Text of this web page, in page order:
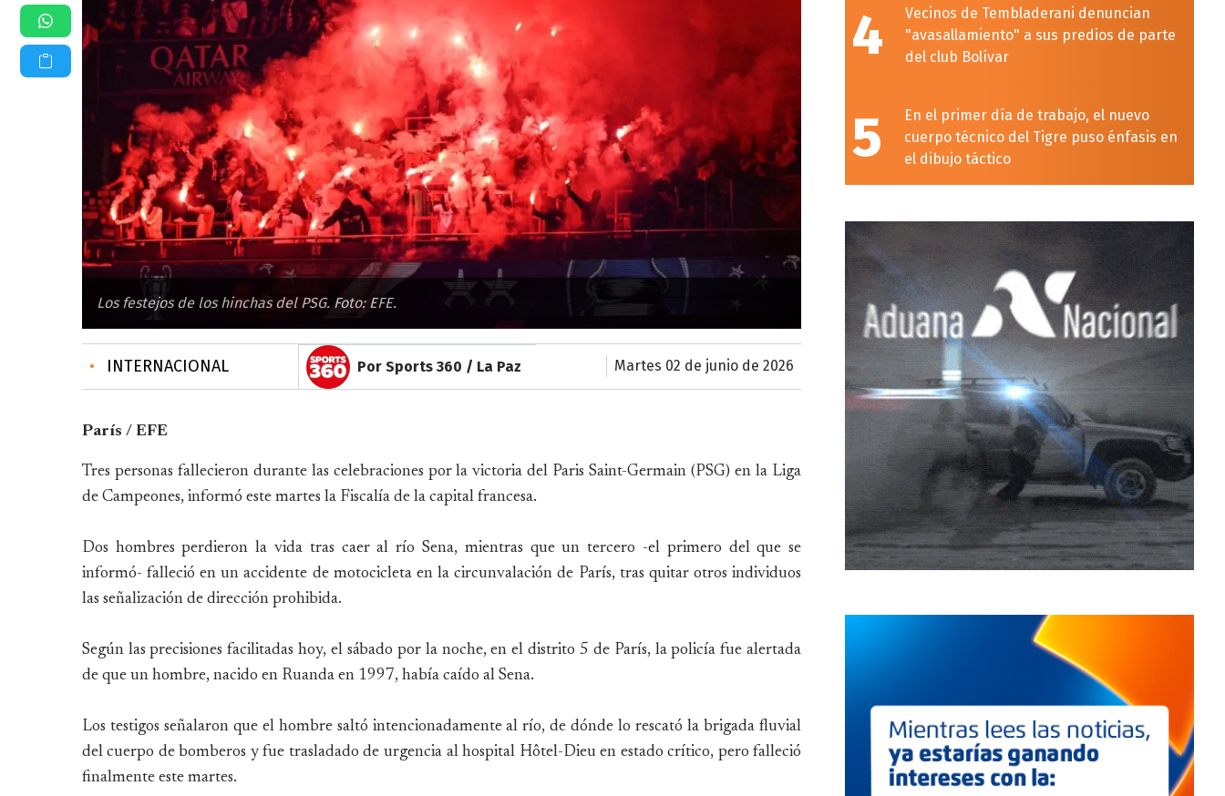
Los festejos de los hinchas del PSG. Foto: EFE.
• INTERNACIONAL Por Sports 360 / La Paz martes 02 de junio de 2026
París / EFE
Tres personas fallecieron durante las celebraciones por la victoria del Paris Saint-Germain (PSG) en la Liga
de Campeones, informó este martes la Fiscalía de la capital francesa.
Dos hombres perdieron la vida tras caer al río Sena, mientras que un tercero -el primero del que se
informó- falleció en un accidente de motocicleta en la circunvalación de París, tras quitar otros individuos
las señalización de dirección prohibida.
Según las precisiones facilitadas hoy, el sábado por la noche, en el distrito 5 de París, la policía fue alertada
de que un hombre, nacido en Ruanda en 1997, había caído al Sena.
Los testigos señalaron que el hombre saltó intencionadamente al río, de dónde lo rescató la brigada fluvial
del cuerpo de bomberos y fue trasladado de urgencia al hospital Hôtel-Dieu en estado crítico, pero falleció
finalmente este martes.
4
Vecinos de Tembladerani denuncian
"avasallamiento" a sus predios de parte
del club Bolívar
5
En el primer día de trabajo, el nuevo
cuerpo técnico del Tigre puso énfasis en
el dibujo táctico